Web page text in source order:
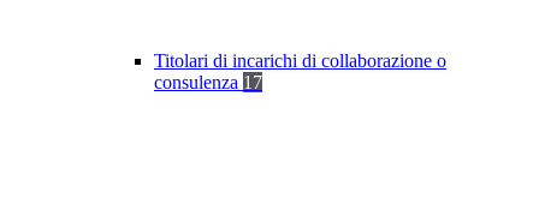
Titolari di incarichi di collaborazione o
consulenza 17